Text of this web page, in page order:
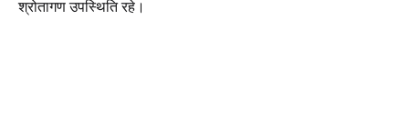
श्रोतागण उपस्थिति रहे।